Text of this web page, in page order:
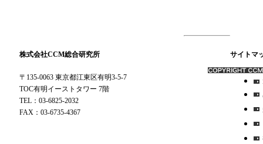
株式会社CCM総合研究所
〒135-0063 東京都江東区有明3-5-7
TOC有明イーストタワー 7階
TEL：03-6825-2032
FAX：03-6735-4367
サイトマ